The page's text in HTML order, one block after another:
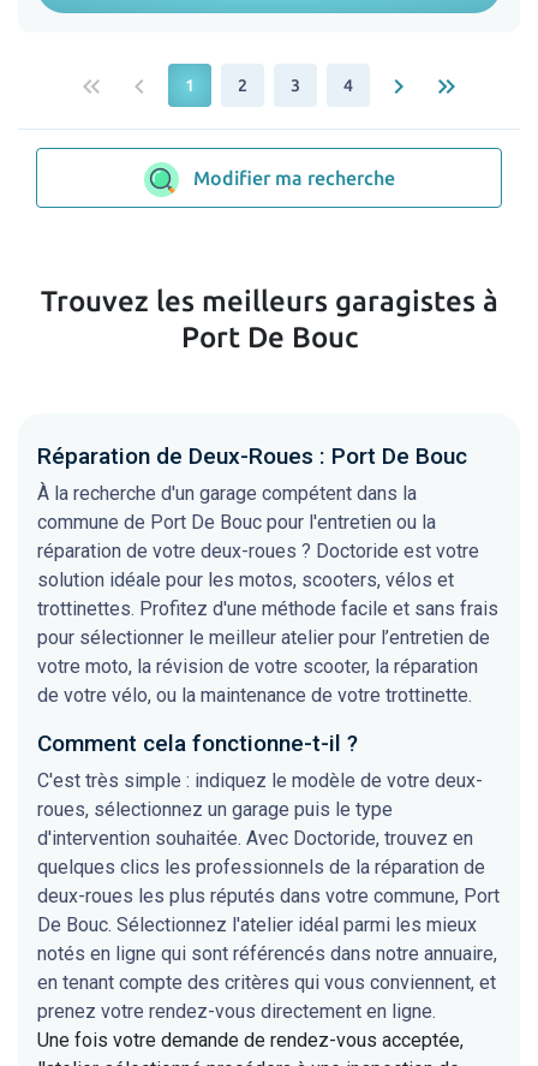
keyboard_double_arrow_left keyboard_arrow_left 1 2 3 4 keyboard_arrow_right keyboard_double_arrow_right
Modifier ma recherche
Trouvez les meilleurs garagistes à
Port De Bouc
Réparation de Deux-Roues : Port De Bouc
À la recherche d'un garage compétent dans la
commune de Port De Bouc pour l'entretien ou la
réparation de votre deux-roues ? Doctoride est votre
solution idéale pour les motos, scooters, vélos et
trottinettes. Profitez d'une méthode facile et sans frais
pour sélectionner le meilleur atelier pour l’entretien de
votre moto, la révision de votre scooter, la réparation
de votre vélo, ou la maintenance de votre trottinette.
Comment cela fonctionne-t-il ?
C'est très simple : indiquez le modèle de votre deux-
roues, sélectionnez un garage puis le type
d'intervention souhaitée. Avec Doctoride, trouvez en
quelques clics les professionnels de la réparation de
deux-roues les plus réputés dans votre commune, Port
De Bouc. Sélectionnez l'atelier idéal parmi les mieux
notés en ligne qui sont référencés dans notre annuaire,
en tenant compte des critères qui vous conviennent, et
prenez votre rendez-vous directement en ligne.
Une fois votre demande de rendez-vous acceptée,